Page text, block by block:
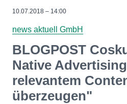
10.07.2018 – 14:00
news aktuell GmbH
BLOGPOST
Native
relevantem
überzeugen"